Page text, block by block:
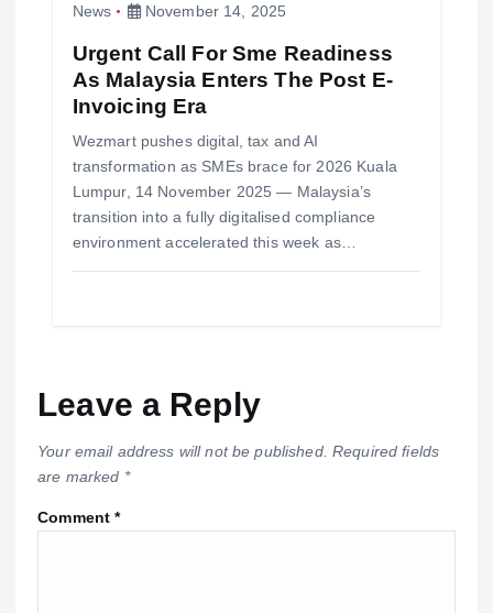
News November 14, 2025
Urgent Call For Sme Readiness
As Malaysia Enters The Post E-
Invoicing Era
Wezmart pushes digital, tax and AI
transformation as SMEs brace for 2026 Kuala
Lumpur, 14 November 2025 — Malaysia’s
transition into a fully digitalised compliance
environment accelerated this week as…
Leave a Reply
Your email address will not be published. Required fields
are marked *
Comment*